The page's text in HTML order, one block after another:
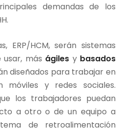
demandas de los
ERP/HCM, serán sistemas
usar, más ágiles y basados
diseñados para trabajar en
móviles y redes sociales.
los trabajadores puedan
a otro o de un equipo a
de retroalimentación